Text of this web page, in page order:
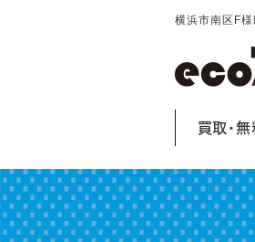
横浜市南区F
買取・